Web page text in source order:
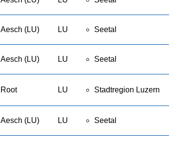
Aesch (LU) LU Seetal
Aesch (LU) LU Seetal
Root LU Stadtregion Luzern
Aesch (LU) LU Seetal